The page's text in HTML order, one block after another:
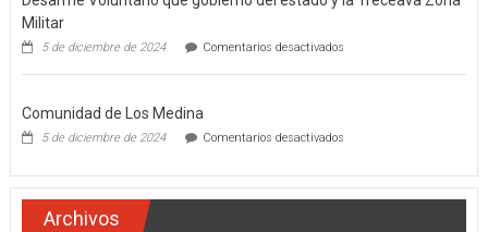
Navarro
Militar
5 de diciembre de 2024 Comentarios desactivadosen
Voluntario
Treceava
Comunidad de Los Medina
5 de diciembre de 2024 Comentarios desactivadosen
Los
Medina
Archivos